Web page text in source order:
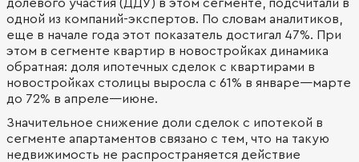
долевого участия (ДДУ) в этом сегменте, подсчитали в
одной из компаний-экспертов. По словам аналитиков,
еще в начале года этот показатель достигал 47%. При
этом в сегменте квартир в новостройках динамика
обратная: доля ипотечных сделок с квартирами в
новостройках столицы выросла с 61% в январе—марте
до 72% в апреле—июне.
Значительное снижение доли сделок с ипотекой в
сегменте апартаментов связано с тем, что на такую
недвижимость не распространяется действие